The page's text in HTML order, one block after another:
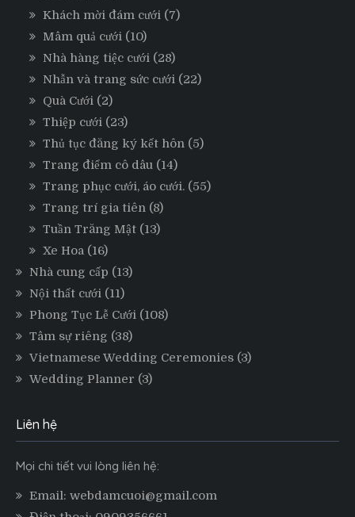
Khách mời đám cưới (7)
Mâm quả cưới (10)
Nhà hàng tiệc cưới (28)
Nhẫn và trang sức cưới (22)
Quà Cưới (2)
Thiệp cưới (23)
Thủ tục đăng ký kết hôn (5)
Trang điểm cô dâu (14)
Trang phục cưới, áo cưới. (55)
Trang trí gia tiên (8)
Tuần Trăng Mật (13)
Xe Hoa (16)
Nhà cung cấp (13)
Nội thất cưới (11)
Phong Tục Lễ Cưới (108)
Tâm sự riêng (38)
Vietnamese Wedding Ceremonies (3)
Wedding Planner (3)
Liên hệ
Mọi chi tiết vui lòng liên hệ:
Email: webdamcuoi@gmail.com